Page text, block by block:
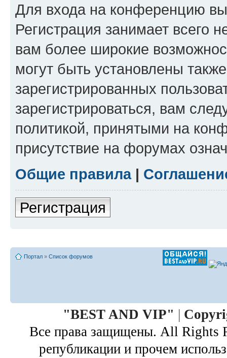
Для входа на конференцию
Регистрация занимает всего
вам более широкие
могут быть установлены
зарегистрированных
зарегистрироваться, вам
политикой, принятыми на
присутствие на форумах
Общие правила|
Регистрация
Портал » Список форумов
"BEST AND VIP" |
Все права защищены. All Rights
републикации и прочем